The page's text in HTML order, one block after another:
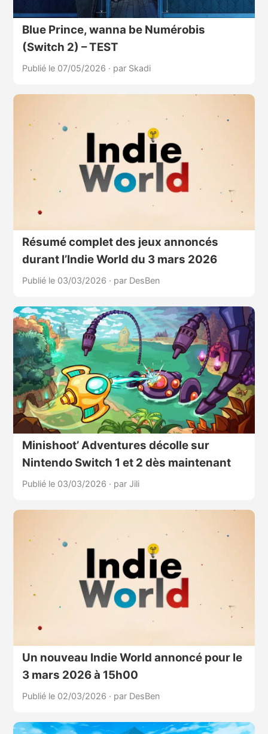
Blue Prince, wanna be Numérobis
(Switch 2) – TEST
Publié le 07/05/2026 · par Skadi
Résumé complet des jeux annoncés
durant l’Indie World du 3 mars 2026
Publié le 03/03/2026 · par DesBen
Minishoot’ Adventures décolle sur
Nintendo Switch 1 et 2 dès maintenant
Publié le 03/03/2026 · par Jili
Un nouveau Indie World annoncé pour le
3 mars 2026 à 15h00
Publié le 02/03/2026 · par DesBen